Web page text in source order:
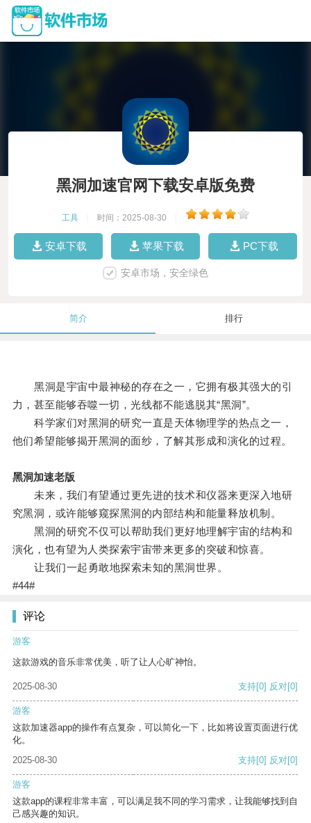
黑洞加速官网下载安卓版免费
工具 时间：2025-08-30
安卓下载 苹果下载 PC下载
安卓市场，安全绿色
简介 排行
黑洞是宇宙中最神秘的存在之一，它拥有极其强大的引
力，甚至能够吞噬一切，光线都不能逃脱其“黑洞”。
科学家们对黑洞的研究一直是天体物理学的热点之一，
他们希望能够揭开黑洞的面纱，了解其形成和演化的过程。
黑洞加速老版
未来，我们有望通过更先进的技术和仪器来更深入地研
究黑洞，或许能够窥探黑洞的内部结构和能量释放机制。
黑洞的研究不仅可以帮助我们更好地理解宇宙的结构和
演化，也有望为人类探索宇宙带来更多的突破和惊喜。
让我们一起勇敢地探索未知的黑洞世界。
#44#
评论
游客
这款游戏的音乐非常优美，听了让人心旷神怡。
2025-08-30 支持[0] 反对[0]
游客
这款加速器app的操作有点复杂，可以简化一下，比如将设置页面进行优
化。
2025-08-30
支持[0] 反对[0]
游客
这款app的课程非常丰富，可以满足我不同的学习需求，让我能够找到自
己感兴趣的知识。